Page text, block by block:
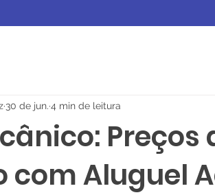
Preços
com Aluguel
30 de jun. 4 min de leitura